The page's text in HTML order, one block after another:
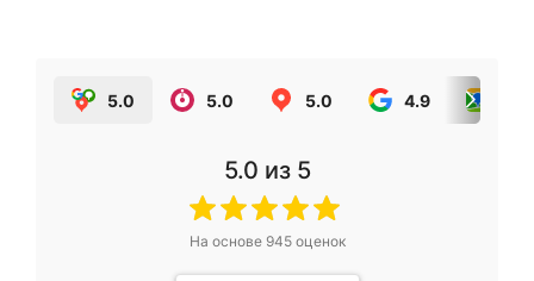
5.0 5.0 5.0 4.9
5.0 из 5
На основе 945оценок